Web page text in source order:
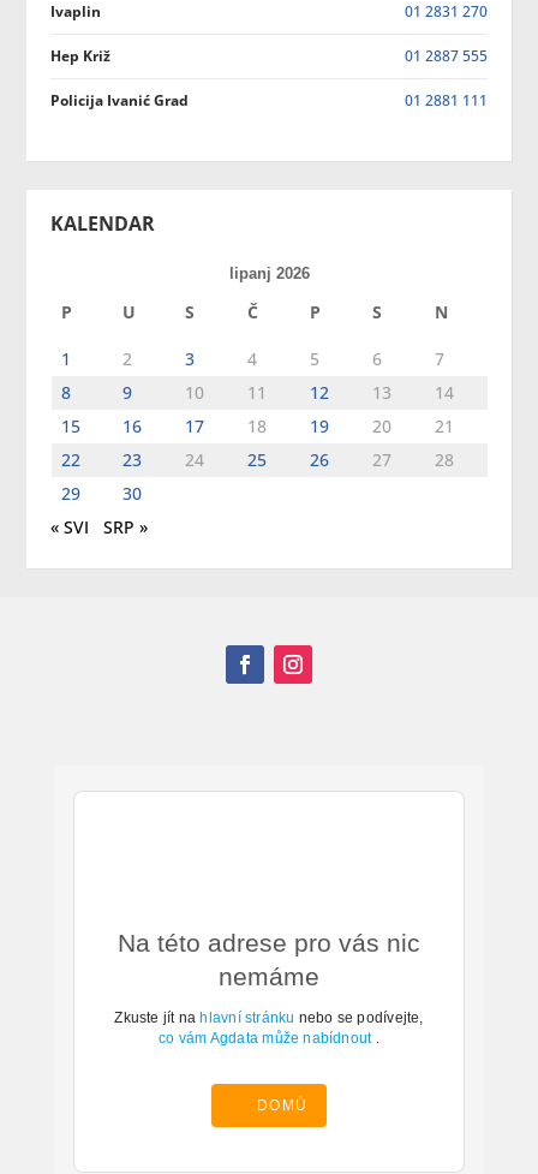
Ivaplin 01 2831 270
Hep Križ 01 2887 555
Policija Ivanić Grad 01 2881 111
KALENDAR
lipanj 2026
P U S Č P S N
1 2 3 4 5 6
7
8
9 10 11 12 13
14
15
16 17 18 19 20
21
22
23 24 25 26 27
28
29
30
« SVI
SRP »